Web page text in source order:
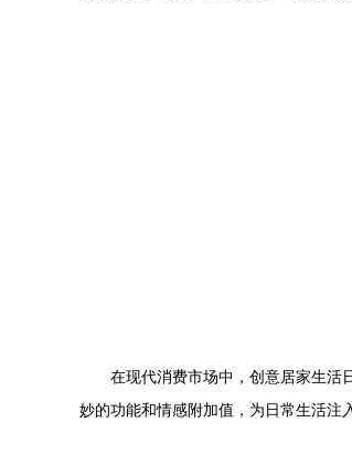
在现代消费市场中，创意居家生活
妙的功能和情感附加值，为日常生活注